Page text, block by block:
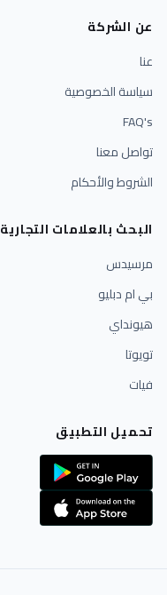
عن الشركة
عنا
سياسة الخصوصية
FAQ's
تواصل معنا
الشروط والأحكام
البحث بالعلامات التجارية
مرسيدس
بي ام دبليو
هيونداي
تويوتا
فيات
تحميل التطبيق